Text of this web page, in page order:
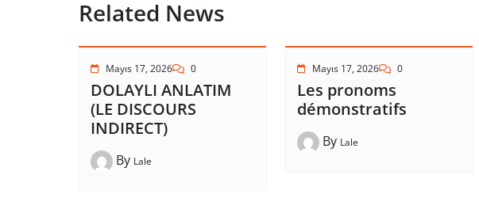
Related News
Mayıs 17, 2026 0
DOLAYLI ANLATIM
(LE DISCOURS
INDIRECT)
By Lale
Mayıs 17, 2026 0
Les pronoms
démonstratifs
By Lale